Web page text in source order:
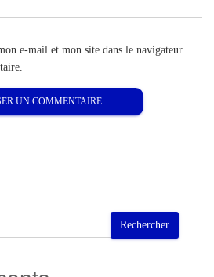
e-mail et mon site dans le navigateur
Rechercher